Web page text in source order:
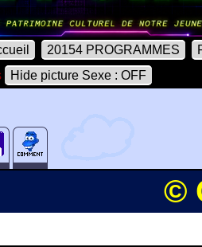
20154 PROGRAMMES
Hide picture Sexe : OFF
©